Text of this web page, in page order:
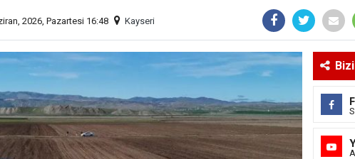
2026, Pazartesi 16:48 Kayseri